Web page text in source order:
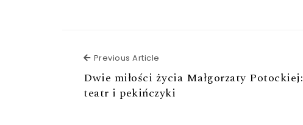
Previous Article
Dwie miłości życia Małgorzaty Potockiej:
teatr i pekińczyki